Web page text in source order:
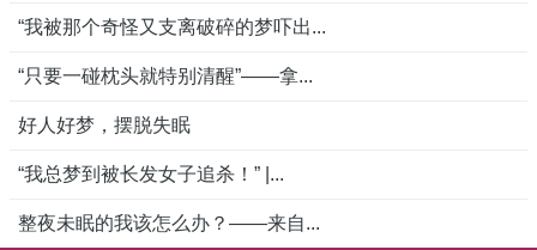
“我被那个奇怪又支离破碎的梦吓出...
“只要一碰枕头就特别清醒”——拿...
好人好梦，摆脱失眠
“我总梦到被长发女子追杀！” |...
整夜未眠的我该怎么办？——来自...